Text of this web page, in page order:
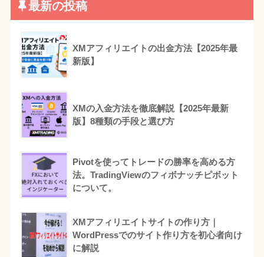
最新の投稿
XMアフィリエイトの出金方法【2025年最
新版】
XMの入金方法を徹底解説【2025年最新
版】8種類の手段と選び方
Pivotを使ってトレードの勝率を高める方
法。TradingViewのフィボナッチピボット
について。
XMアフィリエイトサイトの作り方｜
WordPressでのサイト作り方を初心者向け
に解説